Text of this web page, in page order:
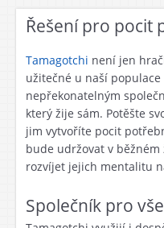
Řešení pro pocit
Tamagotchi není jen
užitečné u naší
nepřekonatelným
který žije sám. Potěšte
jim vytvoříte pocit
bude udržovat v
rozvíjet jejich mentalitu
Společník pro